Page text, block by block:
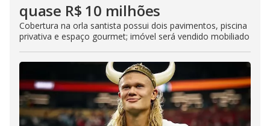
quase R$ 10 milhões
Cobertura na orla santista possui dois pavimentos, piscina
privativa e espaço gourmet; imóvel será vendido mobiliado